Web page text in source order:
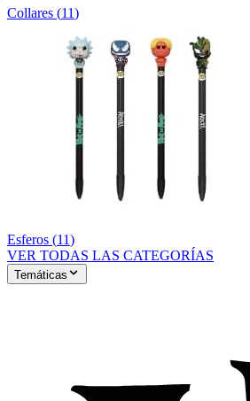
Collares (11)
Esferos (11)
VER TODAS LAS CATEGORÍAS
Temáticas